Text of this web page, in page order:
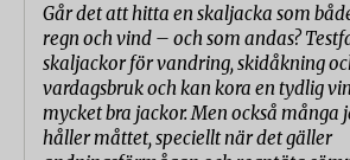
Går det att hitta en skaljacka som
regn och vind – och som andas?
skaljackor för vandring, skidåkning
vardagsbruk och kan kora en tydlig
mycket bra jackor. Men också många
håller måttet, speciellt när det gäller